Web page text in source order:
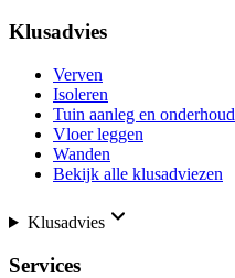
Klusadvies
Verven
Isoleren
Tuin aanleg en onderhoud
Vloer leggen
Wanden
Bekijk alle klusadviezen
Klusadvies
Services